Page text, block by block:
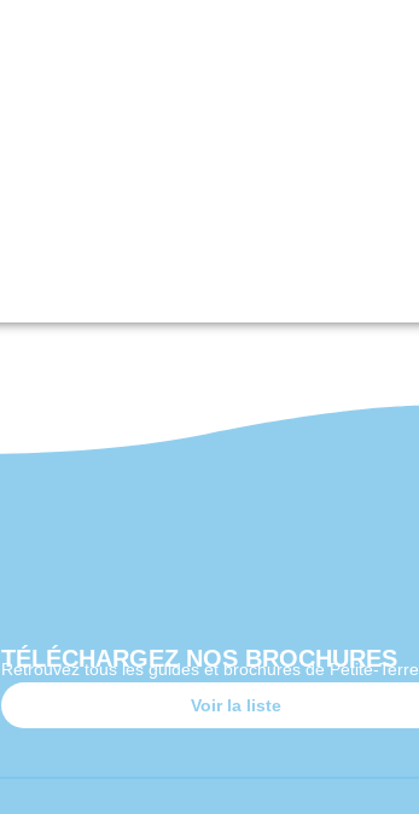
TÉLÉCHARGEZ NOS BROCHURES
Retrouvez tous les guides et brochures de Petite-Terre
Voir la liste